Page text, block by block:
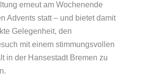
erneut am Wochenende
Advents statt – und bietet damit
Gelegenheit, den
mit einem stimmungsvollen
in der Hansestadt Bremen zu